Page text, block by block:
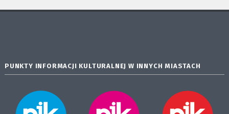
PUNKTY INFORMACJI KULTURALNEJ W INNYCH MIASTACH